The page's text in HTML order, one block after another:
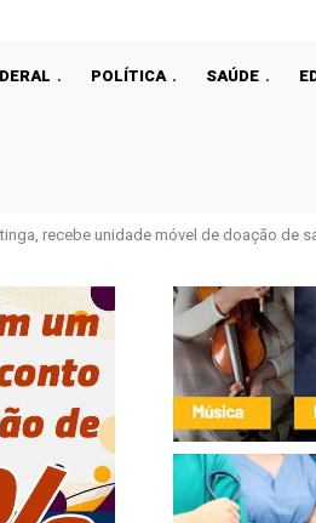
POLÍTICA SAÚDE
recebe unidade móvel de doação de